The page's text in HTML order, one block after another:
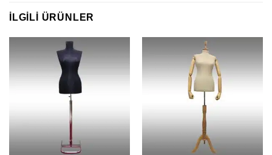
İLGILI ÜRÜNLER